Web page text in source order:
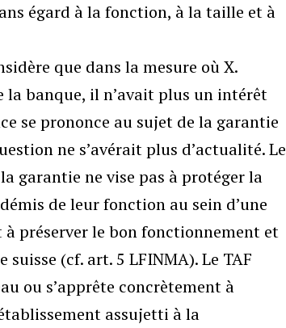
égard à la fonction, à la taille et à
que dans la mesure où X.
la banque, il n’avait plus un intérêt
se prononce au sujet de la garantie
ne s’avérait plus d’actualité. Le
garantie ne vise pas à protéger la
de leur fonction au sein d’une
préserver le bon fonctionnement et
(cf. art. 5 LFINMA). Le TAF
ou s’apprête concrètement à
assujetti à la